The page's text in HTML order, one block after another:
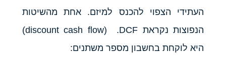
העתידי הצפוי להכנס למיזם. אחת מהשיטות
הנפוצות נקראת discount cash flow) .DCF)
היא לוקחת בחשבון מספר משתנים: